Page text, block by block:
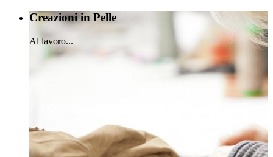
Creazioni in Pelle
Al lavoro...